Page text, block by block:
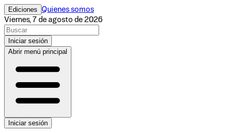
Ediciones Quienes somos
Viernes, 7 de agosto de 2026
Iniciar sesión
Abrir menú principal
Iniciar sesión